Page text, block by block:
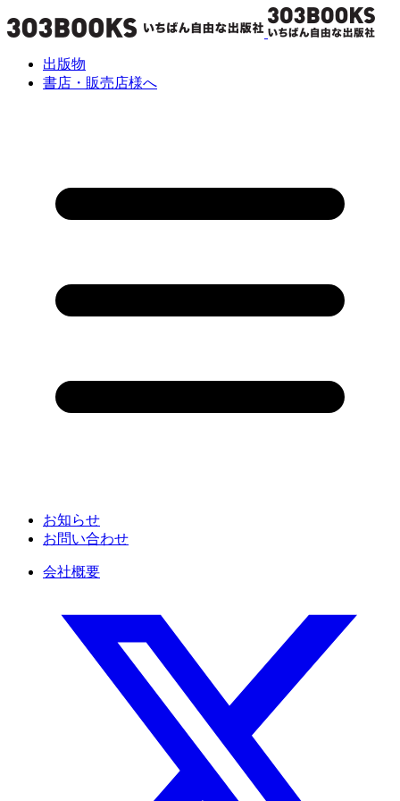
出版物
書店・販売店様へ
お知らせ
お問い合わせ
会社概要